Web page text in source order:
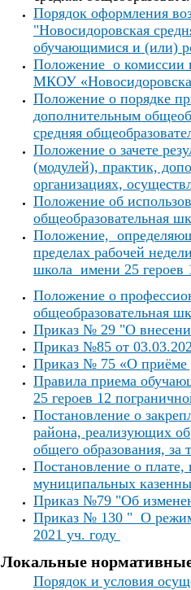
Порядок оформления
"Новосидоровская
обучающимися и (или)
Положение о комиссии
МКОУ
Положение о порядке
дополнительным
средняя
Положение о зачете
(модулей), практик,
организациях,
Положение об
общеобразовательная
Положение,
пределах рабочей
школа имени 25 героев
Положение о
общеобразовательная
Приказ № 29 "О
Приказ №85 от
Приказ № 75 «О приёме
Правила приема
25 героев 12
Постановление о
района, реализующих
общего образования, за
Постановление о плате,
муниципальных
Приказ №79 "Об
Приказ № 130 " О
2021 уч. году
Локальные
Порядок и условия